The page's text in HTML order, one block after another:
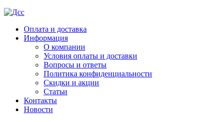
Оплата и доставка
Информация
О компании
Условия оплаты и доставки
Вопросы и ответы
Политика конфиденциальности
Скидки и акции
Статьи
Контакты
Новости